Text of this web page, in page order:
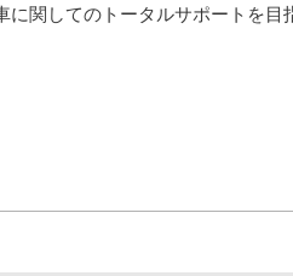
に関してのトータルサポートを目